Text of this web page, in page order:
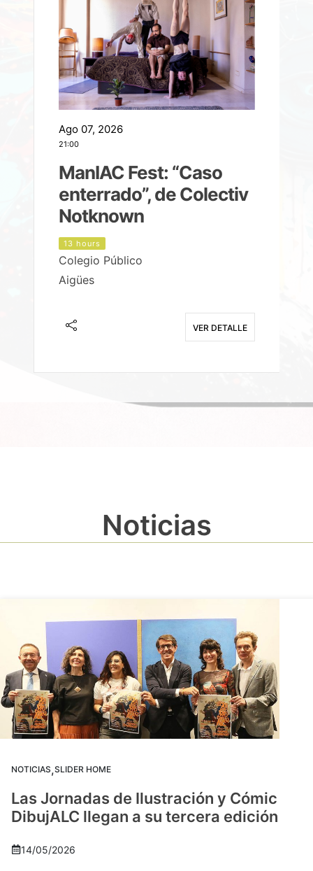
Ago 07, 2026
21:00
ManIAC Fest: “Caso
enterrado”, de Colectiv
Notknown
13 hours
Colegio Público
Aigües
VER DETALLE
Noticias
NOTICIAS,SLIDER HOME
Las Jornadas de Ilustración y Cómic
DibujALC llegan a su tercera edición
14/05/2026